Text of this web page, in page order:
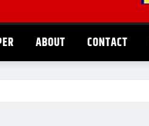
ABOUT CONTACT